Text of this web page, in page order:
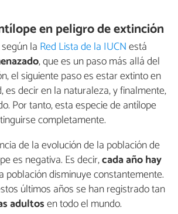
en peligro de extinción
según la Red Lista de la IUCNestá
, que es un paso más allá del
el siguiente paso es estar extinto en
es decir en la naturaleza, y finalmente,
Por tanto, esta especie de antílope
completamente.
de la evolución de la población de
es negativa. Es decir,cada año hay
población disminuye constantemente.
últimos años se han registrado tan
adultosen todo el mundo.